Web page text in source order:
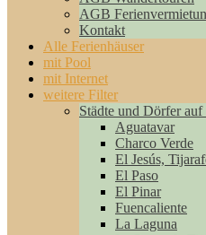
AGB
Kontakt
Alle Ferienhäuser
mit Pool
mit Internet
weitere Filter
Städte und Dörfer auf
Aguatavar
Charco Verde
El Jesús,
El Paso
El Pinar
Fuencaliente
La Laguna